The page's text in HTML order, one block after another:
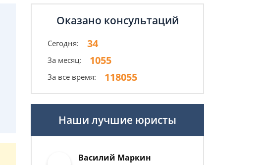
Оказано консультаций
Сегодня: 34
За месяц: 1055
За все время: 118055
Наши лучшие юристы
Василий Маркин